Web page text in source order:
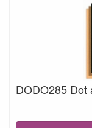
DODO285 Dot